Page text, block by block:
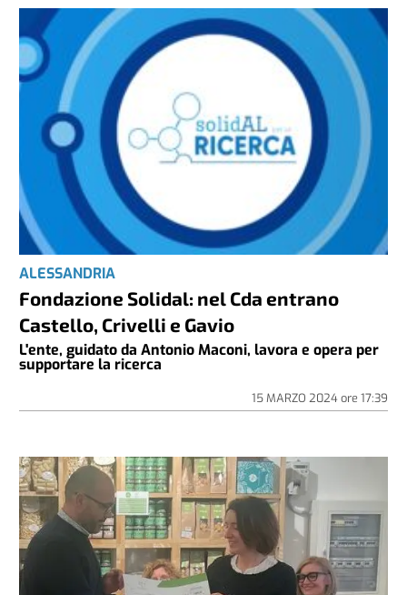
ALESSANDRIA
Fondazione Solidal: nel Cda entrano
Castello, Crivelli e Gavio
L'ente, guidato da Antonio Maconi, lavora e opera per
supportare la ricerca
15 MARZO 2024ore 17:39